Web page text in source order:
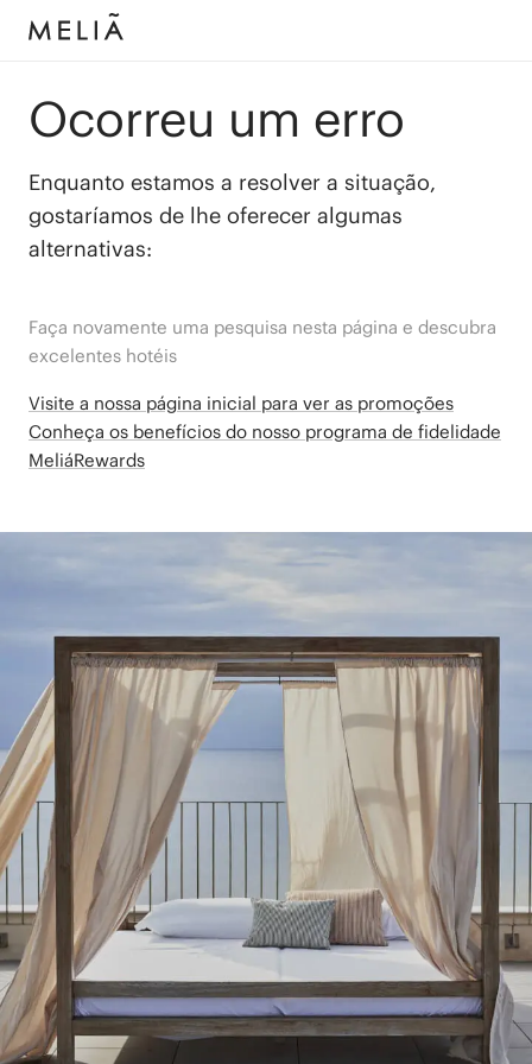
Ocorreu um erro
Enquanto estamos a resolver a situação,
gostaríamos de lhe oferecer algumas
alternativas:
Faça novamente uma pesquisa nesta página e descubra
excelentes hotéis
Visite a nossa página inicial para ver as promoções
Conheça os benefícios do nosso programa de fidelidade
MeliáRewards